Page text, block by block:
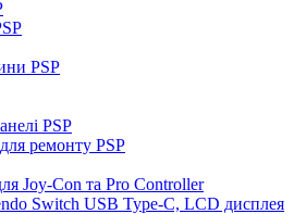
PSP
PSP
ремонту PSP
Joy-Con та Pro Controller
Switch USB Type-C, LCD дисплея